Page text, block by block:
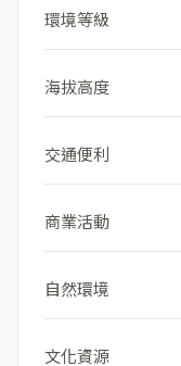
環境等級
海拔高度
交通便利
商業活動
自然環境
文化資源